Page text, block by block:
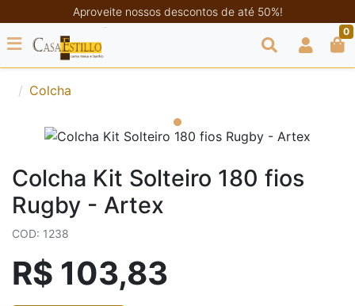
Aproveite nossos descontos de até 50%!
0
Colcha
Colcha Kit Solteiro 180 fios
Rugby - Artex
COD: 1238
R$ 103,83